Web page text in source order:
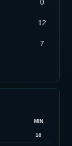
0
12
7
MIN
10